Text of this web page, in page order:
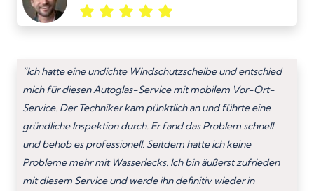
“Ich hatte eine undichte Windschutzscheibe und entschied
mich für diesen Autoglas-Service mit mobilem Vor-Ort-
Service. Der Techniker kam pünktlich an und führte eine
gründliche Inspektion durch. Er fand das Problem schnell
und behob es professionell. Seitdem hatte ich keine
Probleme mehr mit Wasserlecks. Ich bin äußerst zufrieden
mit diesem Service und werde ihn definitiv wieder in